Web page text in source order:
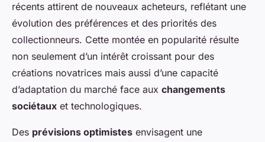
récents attirent de nouveaux acheteurs, reflétant une
évolution des préférences et des priorités des
collectionneurs. Cette montée en popularité résulte
non seulement d’un intérêt croissant pour des
créations novatrices mais aussi d’une capacité
d’adaptation du marché face aux changements
sociétaux et technologiques.
Des prévisions optimistes envisagent une